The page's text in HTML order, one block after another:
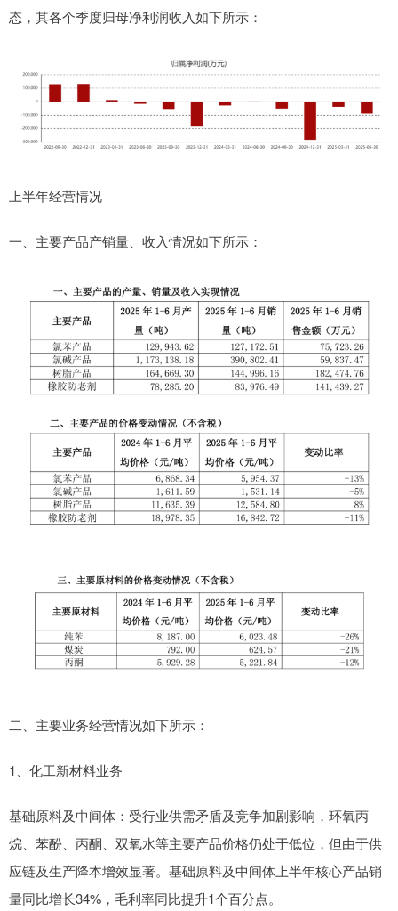
态，其各个季度归母净利润收入如下所示：
上半年经营情况
一、主要产品产销量、收入情况如下所示：
二、主要业务经营情况如下所示：
1、化工新材料业务
基础原料及中间体：受行业供需矛盾及竞争加剧影响，环氧丙
烷、苯酚、丙酮、双氧水等主要产品价格仍处于低位，但由于供
应链及生产降本增效显著。基础原料及中间体上半年核心产品销
量同比增长34%，毛利率同比提升1个百分点。